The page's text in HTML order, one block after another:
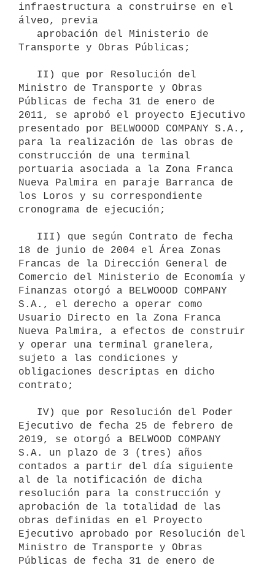
infraestructura a construirse en el
álveo, previa
Transporte y Obras Públicas;
Ministro de Transporte y Obras
Públicas de fecha 31 de enero de
2011, se aprobó el proyecto Ejecutivo
presentado por BELWOOOD COMPANY S.A.,
para la realización de las obras de
construcción de una terminal
portuaria asociada a la Zona Franca
Nueva Palmira en paraje Barranca de
los Loros y su correspondiente
cronograma de ejecución;
18 de junio de 2004 el Área Zonas
Francas de la Dirección General de
Comercio del Ministerio de Economía y
Finanzas otorgó a BELWOOOD COMPANY
S.A., el derecho a operar como
Usuario Directo en la Zona Franca
Nueva Palmira, a efectos de construir
y operar una terminal granelera,
sujeto a las condiciones y
obligaciones descriptas en dicho
contrato;
Ejecutivo de fecha 25 de febrero de
2019, se otorgó a BELWOOD COMPANY
S.A. un plazo de 3 (tres) años
contados a partir del día siguiente
al de la notificación de dicha
resolución para la construcción y
aprobación de la totalidad de las
obras definidas en el Proyecto
Ejecutivo aprobado por Resolución del
Ministro de Transporte y Obras
Públicas de fecha 31 de enero de